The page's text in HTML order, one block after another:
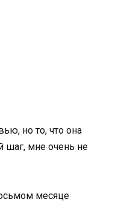
но то, что она
шаг, мне очень не
месяце